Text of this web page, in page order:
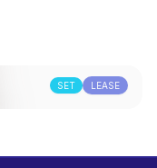
SET LEASE